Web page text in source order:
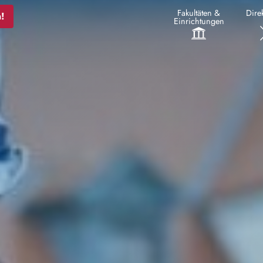
Fakultäten &
Einrichtungen